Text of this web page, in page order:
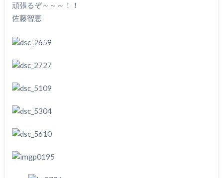
頑張るぞ～～～！！
佐藤智恵